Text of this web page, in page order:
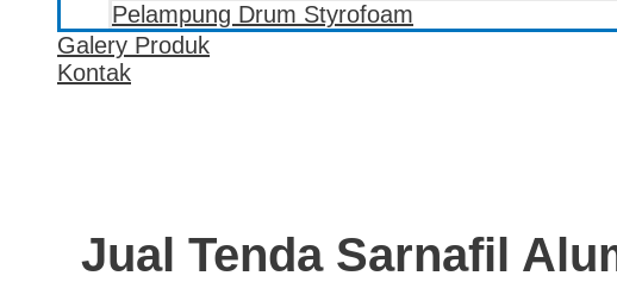
Pelampung Drum Styrofoam
Galery Produk
Kontak
Jual Tenda Sarnafil